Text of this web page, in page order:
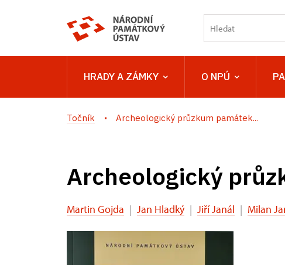
HRADY A ZÁMKY O NPÚ
Točník Archeologický průzkum památek...
Archeologický
Martin Gojda | Jan Hladký | Jiří Janál | Milan